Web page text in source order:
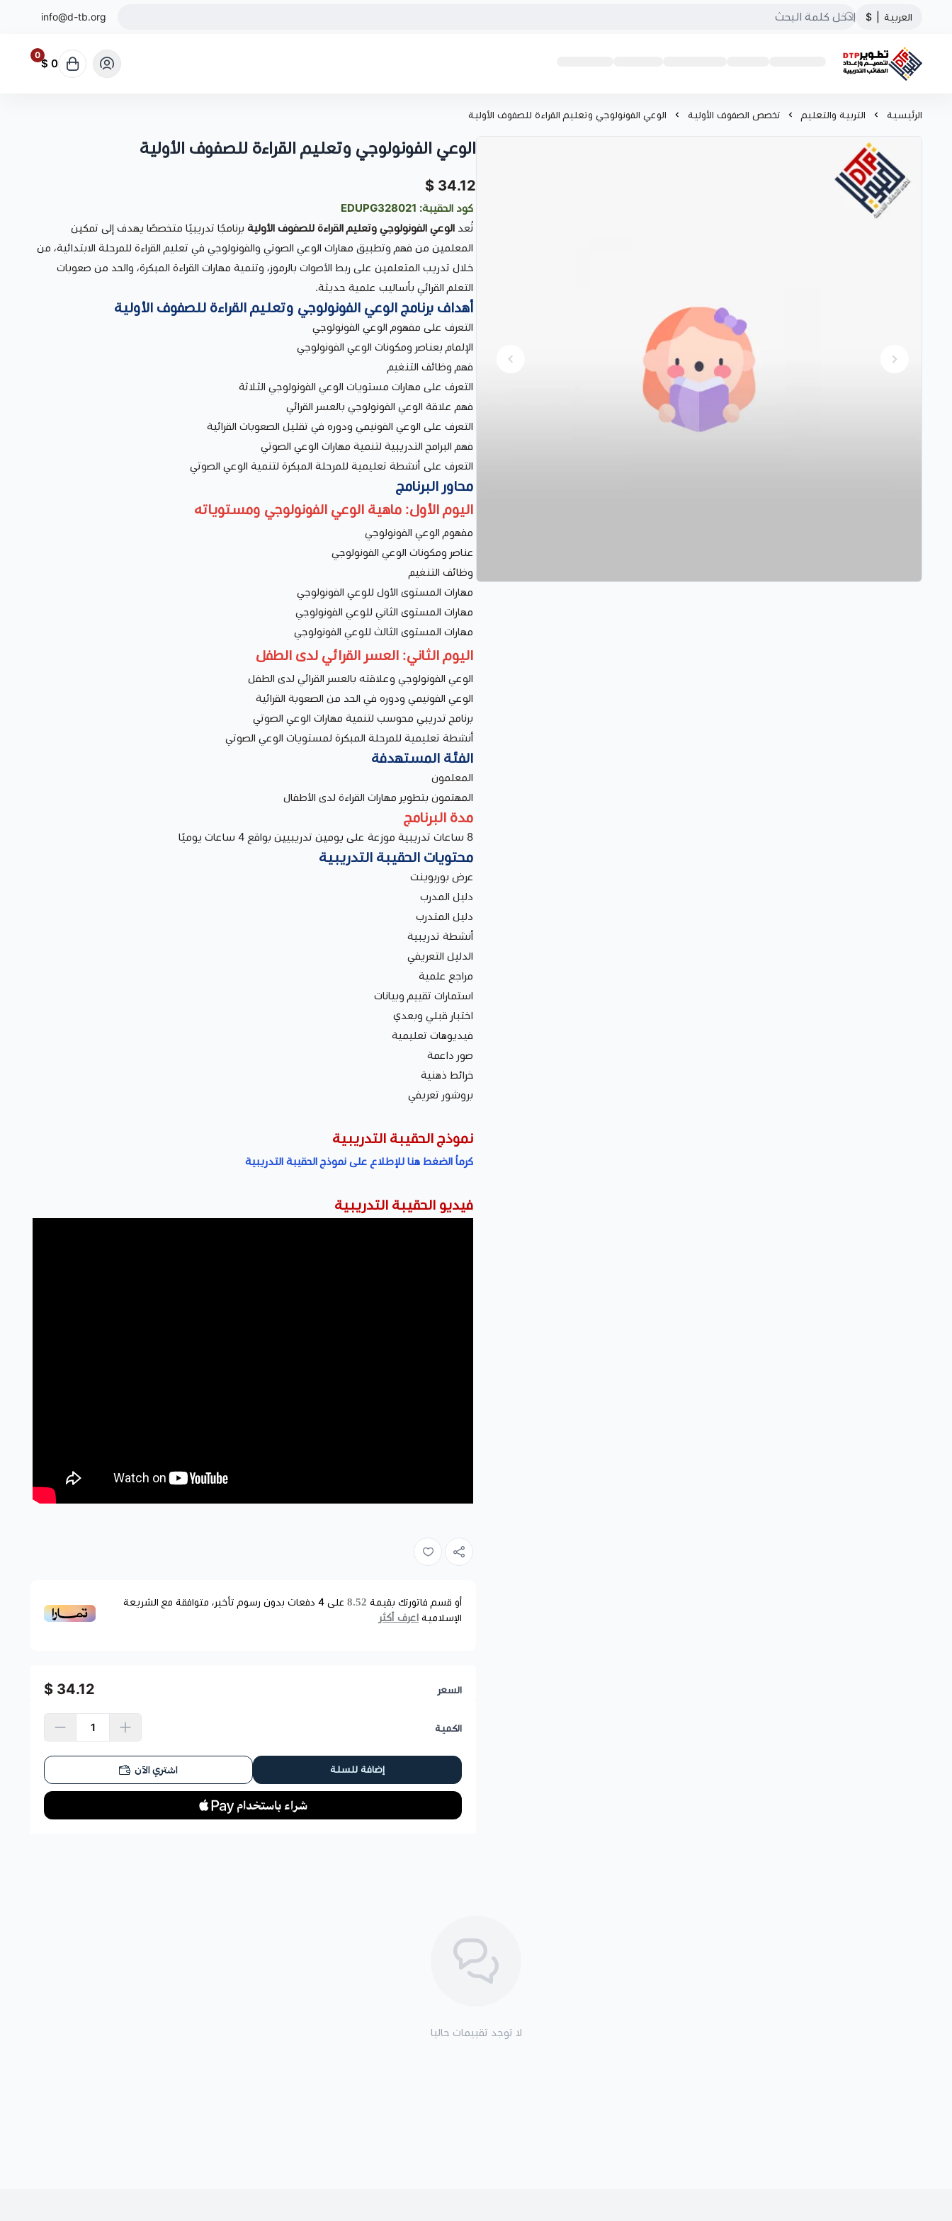
العربية $
info@d-tb.org
تطوير الحقائب التدريبية
0
0 $
الرئيسية التربية والتعليم تخصص الصفوف الأولية الوعي الفونولوجي وتعليم القراءة للصفوف الأولية
الوعي الفونولوجي وتعليم القراءة للصفوف الأولية
34.12 $
كود الحقيبة: EDUPG328021
تُعد الوعي الفونولوجي وتعليم القراءة للصفوف الأولية برنامجًا تدريبيًا متخصصًا يهدف إلى تمكين
المعلمين من فهم وتطبيق مهارات الوعي الصوتي والفونولوجي في تعليم القراءة للمرحلة الابتدائية، من
خلال تدريب المتعلمين على ربط الأصوات بالرموز، وتنمية مهارات القراءة المبكرة، والحد من صعوبات
التعلم القرائي بأساليب علمية حديثة.
أهداف برنامج الوعي الفونولوجي وتعليم القراءة للصفوف الأولية
التعرف على مفهوم الوعي الفونولوجي
الإلمام بعناصر ومكونات الوعي الفونولوجي
فهم وظائف التنغيم
التعرف على مهارات مستويات الوعي الفونولوجي الثلاثة
فهم علاقة الوعي الفونولوجي بالعسر القرائي
التعرف على الوعي الفونيمي ودوره في تقليل الصعوبات القرائية
فهم البرامج التدريبية لتنمية مهارات الوعي الصوتي
التعرف على أنشطة تعليمية للمرحلة المبكرة لتنمية الوعي الصوتي
محاور البرنامج
اليوم الأول: ماهية الوعي الفونولوجي ومستوياته
مفهوم الوعي الفونولوجي
عناصر ومكونات الوعي الفونولوجي
وظائف التنغيم
مهارات المستوى الأول للوعي الفونولوجي
مهارات المستوى الثاني للوعي الفونولوجي
مهارات المستوى الثالث للوعي الفونولوجي
اليوم الثاني: العسر القرائي لدى الطفل
الوعي الفونولوجي وعلاقته بالعسر القرائي لدى الطفل
الوعي الفونيمي ودوره في الحد من الصعوبة القرائية
برنامج تدريبي محوسب لتنمية مهارات الوعي الصوتي
أنشطة تعليمية للمرحلة المبكرة لمستويات الوعي الصوتي
الفئة المستهدفة
المعلمون
المهتمون بتطوير مهارات القراءة لدى الأطفال
مدة البرنامج
8 ساعات تدريبية موزعة على يومين تدريبيين بواقع 4 ساعات يوميًا
محتويات الحقيبة التدريبية
عرض بوربوينت
دليل المدرب
دليل المتدرب
أنشطة تدريبية
الدليل التعريفي
مراجع علمية
استمارات تقييم وبيانات
اختبار قبلي وبعدي
فيديوهات تعليمية
صور داعمة
خرائط ذهنية
بروشور تعريفي
نموذج الحقيبة التدريبية
كرماُ الضغط هنا للإطلاع على نموذج الحقيبة التدريبية
فيديو الحقيبة التدريبية
أو قسم فاتورتك بقيمة 8.52 على 4 دفعات بدون رسوم تأخير، متوافقة مع الشريعة
الإسلامية اعرف أكثر
السعر 34.12 $
الكمية
إضافة للسلة اشتري الآن
لا توجد تقييمات حاليا